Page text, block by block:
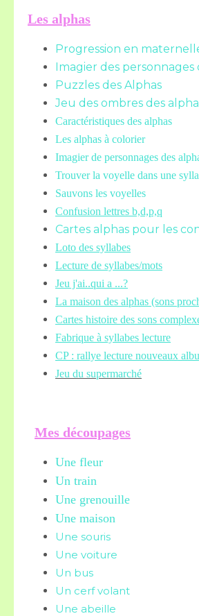
Les alphas
Progression en
Imagier des personnages
Puzzles des Alphas
Jeu des ombres des
Caractéristiques des alphas
Les alphas à colorier
Imagier de personnages des
Trouver la voyelle dans une
Sauvons les voyelles
Confusion lettres b,d,p,q
Cartes alphas pour les
Loto des syllabes
Lecture de syllabes/mots
Jeu j'ai..qui a ...?
La maison des alphas (sons
Cartes histoire des sons
Fabrique à syllabes lecture
CP : rallye lecture nouveaux
Jeu du supermarché
Mes découpages
Une fleur
Un train
Une grenouille
Une maison
Une souris
Une voiture
Un bus
Un cerf volant
Une abeille